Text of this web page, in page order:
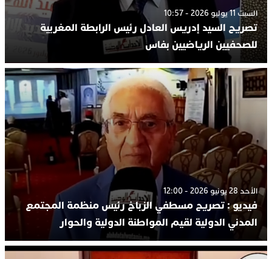
السبت 11 يوليو 2026 - 10:57
تصريح السيد إدريس العادل رئيس الرابطة المغربية
للصحفيين الرياضيين بفاس
الأحد 28 يونيو 2026 - 12:00
فيديو : تصريح مسطفي الزباخ رئيس منظمة المجتمع
المدني الدولية لقيم المواطنة الدولية والحوار